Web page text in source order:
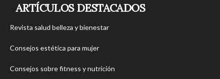
ARTÍCULOS DESTACADOS
Revista salud belleza y bienestar
Consejos estética para mujer
Consejos sobre fitness y nutrición